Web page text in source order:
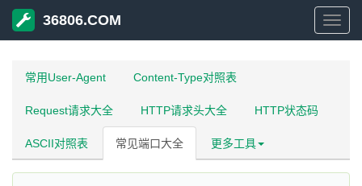
36806.COM
常用User-Agent Content-Type对照表
Request请求大全 HTTP请求头大全 HTTP状态码
ASCII对照表 常见端口大全 更多工具